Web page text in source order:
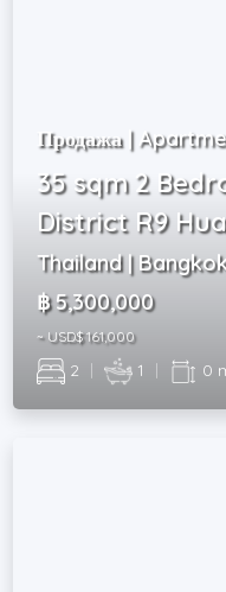
Продажа |
35 sqm 2
District R9
Thailand |
฿ 5,300,000
~ USD$ 161,000
2 | 1 | 0